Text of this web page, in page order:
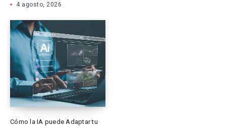
4 agosto, 2026
Cómo la IA puede Adaptar tu